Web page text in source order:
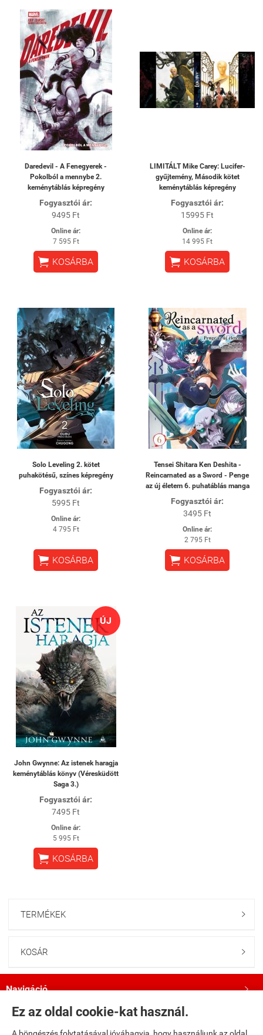
Ez az oldal cookie-kat használ.
Daredevil - A Fenegyerek -
Pokolból a mennybe 2.
keménytáblás képregény
Fogyasztói ár:
9495 Ft
Online ár:
7 595 Ft
 KOSÁRBA
LIMITÁLT Mike Carey: Lucifer-
gyűjtemény, Második kötet
keménytáblás képregény
Fogyasztói ár:
15995 Ft
Online ár:
14 995 Ft
 KOSÁRBA
Solo Leveling 2. kötet
puhakötésű, színes képregény
Fogyasztói ár:
5995 Ft
Online ár:
4 795 Ft
 KOSÁRBA
Tensei Shitara Ken Deshita -
Reincarnated as a Sword - Penge
az új életem 6. puhatáblás manga
Fogyasztói ár:
3495 Ft
Online ár:
2 795 Ft
 KOSÁRBA
ÚJ
John Gwynne: Az istenek haragja
keménytáblás könyv (Véresküdött
Saga 3.)
Fogyasztói ár:
7495 Ft
Online ár:
5 995 Ft
 KOSÁRBA
TERMÉKEK 
KOSÁR 
Navigáció 
Saját fiók